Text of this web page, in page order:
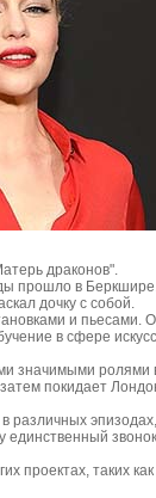
драконов".
прошло в
дочку с собой.
и пьесами.
в сфере
значимыми ролями
покидает
проектах, таких